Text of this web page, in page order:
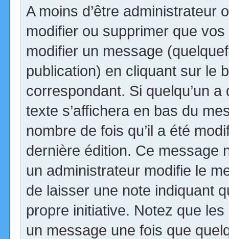
A moins d’être administrateur
modifier ou supprimer que
modifier un message
publication) en cliquant sur le
correspondant. Si quelqu’un
texte s’affichera en bas du
nombre de fois qu’il a été
dernière édition. Ce message
un administrateur modifie le
de laisser une note indiquant
propre initiative. Notez que
un message une fois que